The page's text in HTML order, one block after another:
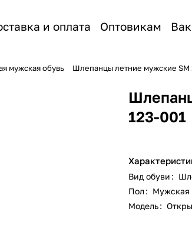
и оплата Оптовикам
мужская обувь Шлепанцы летние мужские SM
123-001
Вид обуви :
Пол : Мужская
Модель: